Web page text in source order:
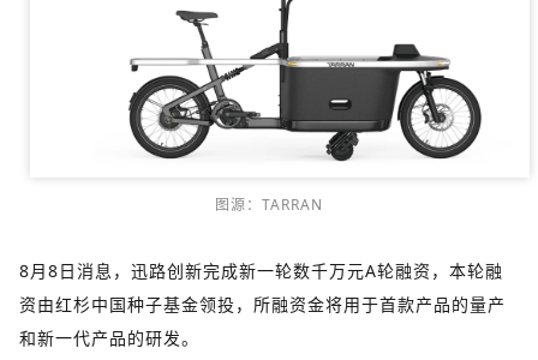
图源：TARRAN
8月8日消息，迅路创新完成新一轮数千万元A轮融资，本轮融
资由红杉中国种子基金领投，所融资金将用于首款产品的量产
和新一代产品的研发。